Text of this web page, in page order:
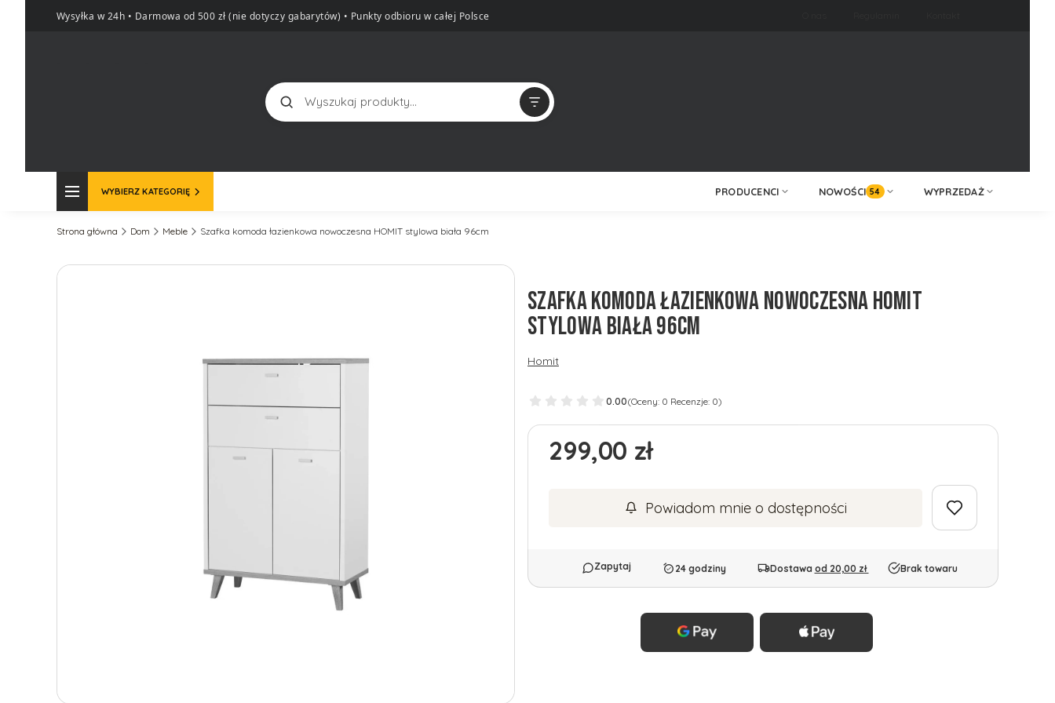
Wysyłka w 24h • Darmowa od 500 zł (nie dotyczy gabarytów) • Punkty odbioru w całej Polsce
Szukaj
WYBIERZ KATEGORIĘ PRODUCENCI NOWOŚCI 54 WYPRZEDAŻ
Strona główna Dom Meble Szafka komoda łazienkowa nowoczesna HOMIT stylowa biała 96cm
SZAFKA KOMODA ŁAZIENKOWA NOWOCZESNA HOMIT
STYLOWA BIAŁA 96CM
Homit
0.00(Oceny: 0 Recenzje: 0)
Cena
299,00 zł
Powiadom mnie o dostępności
24 godziny Dostawa od 20,00 zł Brak towaru